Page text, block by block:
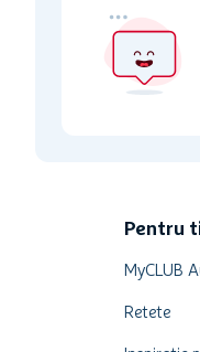
Pentru
MyCLUB
Retete